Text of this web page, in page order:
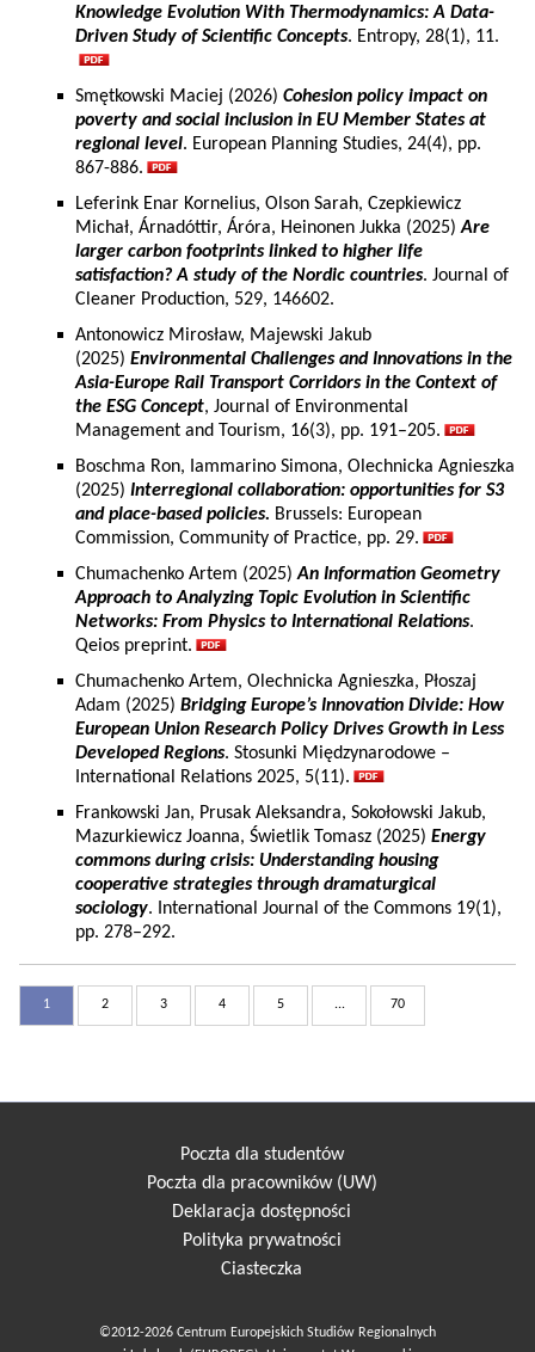
Knowledge Evolution With Thermodynamics: A Data-
Driven Study of Scientific Concepts. Entropy, 28(1), 11.
Smętkowski Maciej (2026) Cohesion policy impact on
poverty and social inclusion in EU Member States at
regional level. European Planning Studies, 24(4), pp.
867-886.
Leferink Enar Kornelius, Olson Sarah, Czepkiewicz
Michał, Árnadóttir, Áróra, Heinonen Jukka (2025)Are
larger carbon footprints linked to higher life
satisfaction? A study of the Nordic countries. Journal of
Cleaner Production, 529, 146602.
Antonowicz Mirosław, Majewski Jakub
(2025) Environmental Challenges and Innovations in the
Asia-Europe Rail Transport Corridors in the Context of
the ESG Concept, Journal of Environmental
Management and Tourism, 16(3), pp. 191–205.
Boschma Ron, Iammarino Simona, Olechnicka Agnieszka
(2025) Interregional collaboration: opportunities for S3
and place-based policies. Brussels: European
Commission, Community of Practice, pp. 29.
Chumachenko Artem (2025)An Information Geometry
Approach to Analyzing Topic Evolution in Scientific
Networks: From Physics to International Relations.
Qeios preprint.
Chumachenko Artem, Olechnicka Agnieszka, Płoszaj
Adam (2025) Bridging Europe’s Innovation Divide: How
European Union Research Policy Drives Growth in Less
Developed Regions. Stosunki Międzynarodowe –
International Relations 2025, 5(11).
Frankowski Jan, Prusak Aleksandra, Sokołowski Jakub,
Mazurkiewicz Joanna, Świetlik Tomasz (2025) Energy
commons during crisis: Understanding housing
cooperative strategies through dramaturgical
sociology. International Journal of the Commons 19(1),
pp. 278–292.
1 2 3 4 5 ... 70
Poczta dla studentów
Poczta dla pracowników (UW)
Deklaracja dostępności
Polityka prywatności
Ciasteczka
©2012-2026 Centrum Europejskich Studiów Regionalnych